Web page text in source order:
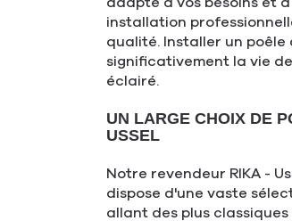
installation
qualité. Installer un
significativement la vie
éclairé.
UN LARGE CHOIX DE
USSEL
Notre revendeur RIKA -
dispose d'une vaste
allant des plus